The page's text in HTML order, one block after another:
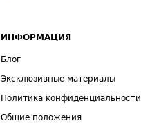
ИНФОРМАЦИЯ
Блог
Эксклюзивные материалы
Политика конфиденциальности
Общие положения